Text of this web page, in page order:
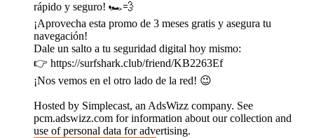
rápido y seguro! 🏎️💨
¡Aprovecha esta promo de 3 meses gratis y asegura tu
navegación!
Dale un salto a tu seguridad digital hoy mismo:
👉 https://surfshark.club/friend/KB2263Ef
¡Nos vemos en el otro lado de la red! 😉
Hosted by Simplecast, an AdsWizz company. See
pcm.adswizz.com for information about our collection and
use of personal data for advertising.